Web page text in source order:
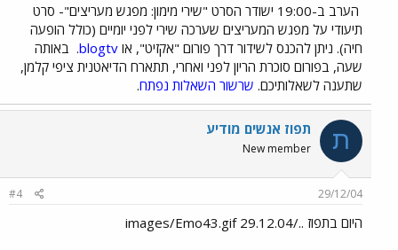
הערב ב-19:00 ישודר הסרט "שירי מימון: מפגש מעריצים"- סרט
תיעודי על מפגש המעריצים שערכה שירי לפני יומיים (כולל הופעה
חיה). ניתן להכנס לשידור דרך פורום "אקזיט", או blogtv
. באותה
שעה, בפורום סוכרת הריון לפני ואחרי, תתארח הדיאטנית ציפי קלמן,
שתענה לשאלותיכם. שרשור השאלות נפתח.
ת תפוז אנשים מודיע
New member
29/12/04
#4
היום בתפוז ../images/Emo43.gif 29.12.04